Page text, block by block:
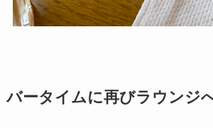
バータイムに再びラウンジ